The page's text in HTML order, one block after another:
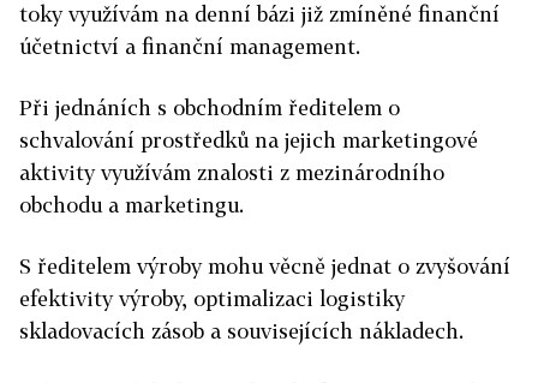
toky využívám na denní bázi již zmíněné finanční
účetnictví a finanční management.
Při jednáních s obchodním ředitelem o
schvalování prostředků na jejich marketingové
aktivity využívám znalosti z mezinárodního
obchodu a marketingu.
S ředitelem výroby mohu věcně jednat o zvyšování
efektivity výroby, optimalizaci logistiky
skladovacích zásob a souvisejících nákladech.